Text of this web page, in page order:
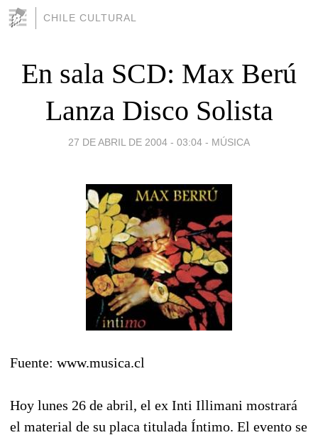
CHILE CULTURAL
En sala SCD: Max Berú
Lanza Disco Solista
27 DE ABRIL DE 2004 - 03:04 - MÚSICA
Fuente: www.musica.cl
Hoy lunes 26 de abril, el ex Inti Illimani mostrará
el material de su placa titulada Íntimo. El evento se